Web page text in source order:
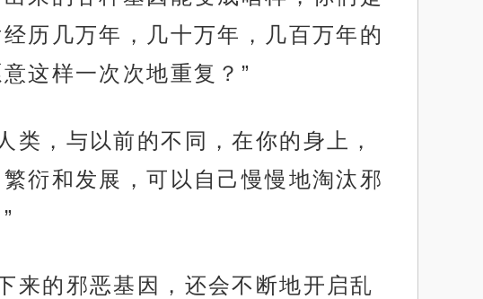
历几万年，几十万年，几百万年的
这样一次次地重复？”
类，与以前的不同，在你的身上，
衍和发展，可以自己慢慢地淘汰邪
来的邪恶基因，还会不断地开启乱